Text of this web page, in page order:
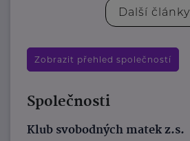
Další články
Zobrazit přehled společností
Společnosti
Klub svobodných matek z.s.